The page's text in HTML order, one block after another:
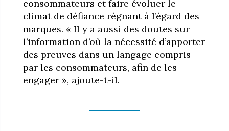
consommateurs et faire évoluer le
climat de défiance régnant à l’égard des
marques. « Il y a aussi des doutes sur
l’information d’où la nécessité d’apporter
des preuves dans un langage compris
par les consommateurs, afin de les
engager », ajoute-t-il.